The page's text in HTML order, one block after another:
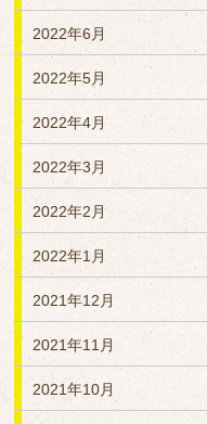
2022年6月
2022年5月
2022年4月
2022年3月
2022年2月
2022年1月
2021年12月
2021年11月
2021年10月